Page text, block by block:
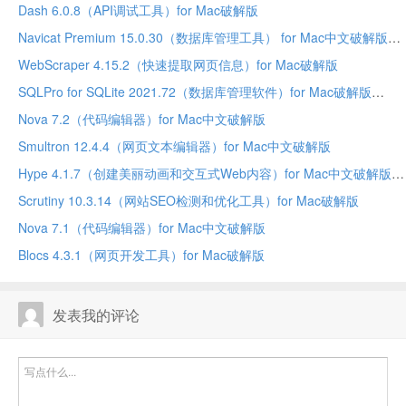
Dash 6.0.8（API调试工具）for Mac破解版
Navicat Premium 15.0.30（数据库管理工具） for Mac中文破解版
WebScraper 4.15.2（快速提取网页信息）for Mac破解版
SQLPro for SQLite 2021.72（数据库管理软件）for Mac破解版
Nova 7.2（代码编辑器）for Mac中文破解版
Smultron 12.4.4（网页文本编辑器）for Mac中文破解版
Hype 4.1.7（创建美丽动画和交互式Web内容）for Mac中文破解版
Scrutiny 10.3.14（网站SEO检测和优化工具）for Mac破解版
Nova 7.1（代码编辑器）for Mac中文破解版
Blocs 4.3.1（网页开发工具）for Mac破解版
发表我的评论